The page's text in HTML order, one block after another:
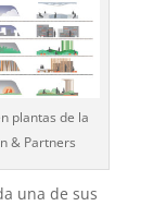
plantas de la
& Partners
una de sus